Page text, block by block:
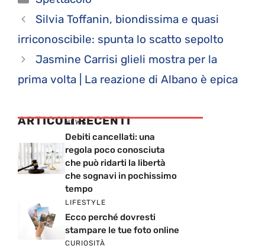
Silvia Toffanin, biondissima e quasi
irriconoscibile: spunta lo scatto sepolto
Jasmine Carrisi glieli mostra per la
prima volta | La reazione di Albano è epica
ARTICOLI RECENTI
NEWS
Debiti cancellati: una
regola poco conosciuta
che può ridarti la libertà
che sognavi in pochissimo
tempo
LIFESTYLE
Ecco perché dovresti
stampare le tue foto online
CURIOSITÀ